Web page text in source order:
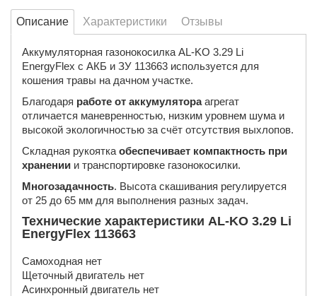
Описание Характеристики Отзывы
Аккумуляторная газонокосилка AL-KO 3.29 Li
EnergyFlex с АКБ и ЗУ 113663 используется для
кошения травы на дачном участке.
Благодаря работе от аккумулятораагрегат
отличается маневренностью, низким уровнем шума и
высокой экологичностью за счёт отсутствия выхлопов.
Складная рукоятка обеспечивает компактность при
хранении и транспортировке газонокосилки.
Многозадачность. Высота скашивания регулируется
от 25 до 65 мм для выполнения разных задач.
Технические характеристики AL-KO 3.29 Li
EnergyFlex 113663
Самоходная нет
Щеточный двигатель нет
Асинхронный двигатель нет